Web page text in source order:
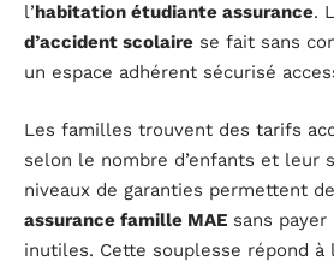
l’habitation étudiante assurance.
d’accident scolaire se fait sans
un espace adhérent sécurisé
Les familles trouvent des tarifs
selon le nombre d’enfants et leur
niveaux de garanties permettent
assurance famille MAE sans
inutiles. Cette souplesse répond à